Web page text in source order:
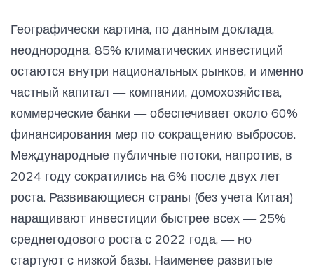
Географически картина, по данным доклада,
неоднородна. 85% климатических инвестиций
остаются внутри национальных рынков, и именно
частный капитал — компании, домохозяйства,
коммерческие банки — обеспечивает около 60%
финансирования мер по сокращению выбросов.
Международные публичные потоки, напротив, в
2024 году сократились на 6% после двух лет
роста. Развивающиеся страны (без учета Китая)
наращивают инвестиции быстрее всех — 25%
среднегодового роста с 2022 года, — но
стартуют с низкой базы. Наименее развитые